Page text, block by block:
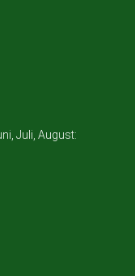
Juli, August: